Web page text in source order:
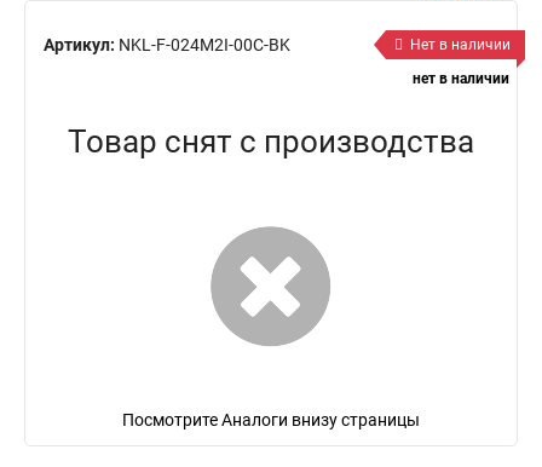
Артикул: NKL-F-024M2I-00C-BK
Нет в наличии
нет в наличии
Товар снят с производства
Посмотрите Аналоги внизу страницы